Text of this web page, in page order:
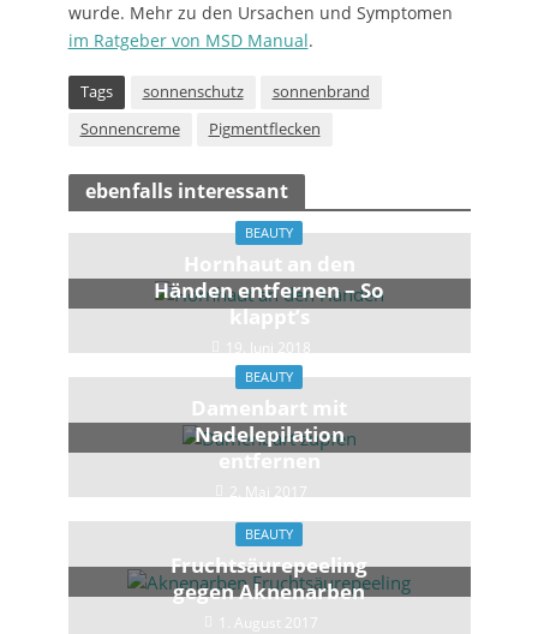
wurde. Mehr zu den Ursachen und Symptomen
im Ratgeber von MSD Manual.
Tags sonnenschutz
sonnenbrand
Sonnencreme
Pigmentflecken
ebenfalls interessant
BEAUTY
Hornhaut an den
Händen entfernen – So
klappt’s
19. Juni 2018
BEAUTY
Damenbart mit
Nadelepilation
entfernen
2. Mai 2017
BEAUTY
Fruchtsäurepeeling
gegen Aknenarben
1. August 2017